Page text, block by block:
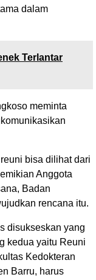
dalam
Terlantar
meminta
bisa dilihat dari
Anggota
Badan
rencana itu.
disukseskan yang
kedua yaitu Reuni
Kedokteran
Barru, harus